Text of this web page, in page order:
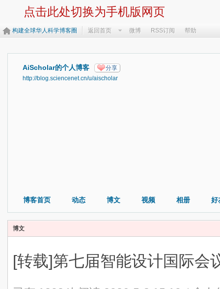
点击此处切换为手机版网页
构建全球华人科学博客圈 返回首页 微博 RSS订阅 帮助
AiScholar的个人博客 分享
http://blog.sciencenet.cn/u/aischolar
博客首页 动态 博文 视频 相册 好
博文
[转载]第七届智能设计国际会